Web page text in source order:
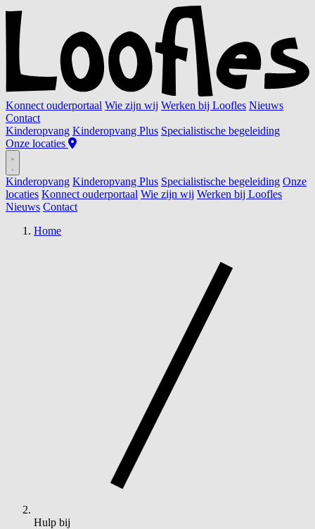
Konnect ouderportaal Wie zijn wij Werken bij Loofles Nieuws
Contact
Kinderopvang Kinderopvang Plus Specialistische begeleiding
Onze locaties
Kinderopvang Kinderopvang Plus Specialistische begeleiding Onze
locaties Konnect ouderportaal Wie zijn wij Werken bij Loofles
Nieuws Contact
Home
Hulp bij